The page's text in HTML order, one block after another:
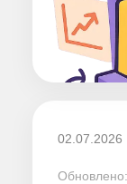
02.07.2026
Обновлено: